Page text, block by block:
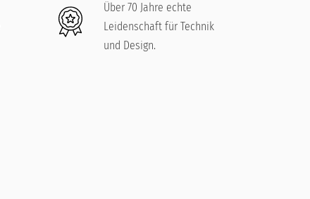
Über 70 Jahre echte
Leidenschaft für Technik
und Design.